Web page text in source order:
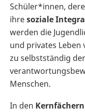
Schüler*innen,
ihresoziale
werden die
und privates Leben
zu selbstständig
Menschen.
In den Kernfächern